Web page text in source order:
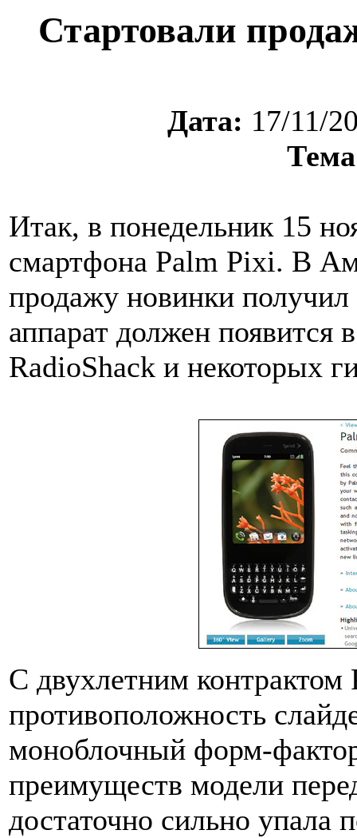
Стартовали
Дата: 17/11/
Итак, в понедельник 15
смартфона Palm Pixi. В
продажу новинки
аппарат должен появится
RadioShack и некоторых
С двухлетним
противоположность
моноблочный форм-
преимуществ модели
достаточно сильно упала